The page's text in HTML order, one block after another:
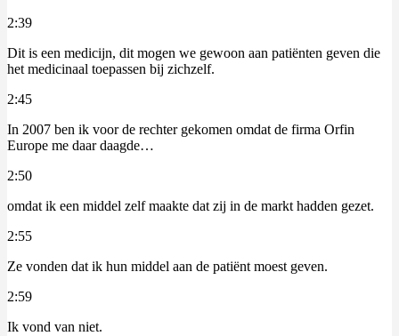
2:39
Dit is een medicijn, dit mogen we gewoon aan patiënten geven die
het medicinaal toepassen bij zichzelf.
2:45
In 2007 ben ik voor de rechter gekomen omdat de firma Orfin
Europe me daar daagde…
2:50
omdat ik een middel zelf maakte dat zij in de markt hadden gezet.
2:55
Ze vonden dat ik hun middel aan de patiënt moest geven.
2:59
Ik vond van niet.